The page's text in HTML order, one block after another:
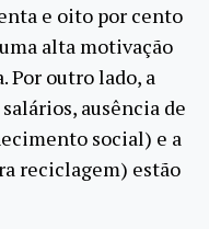
e oito por cento
alta motivação
Por outro lado, a
ausência de
social) e a
reciclagem) estão